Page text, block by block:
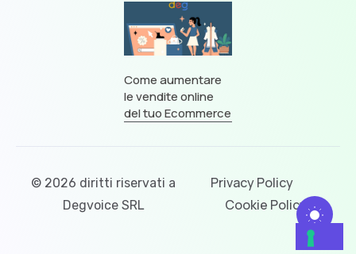
Come aumentare
le vendite online
del tuo Ecommerce
© 2026 diritti riservati a
Degvoice SRL
Privacy Policy
Cookie Policy